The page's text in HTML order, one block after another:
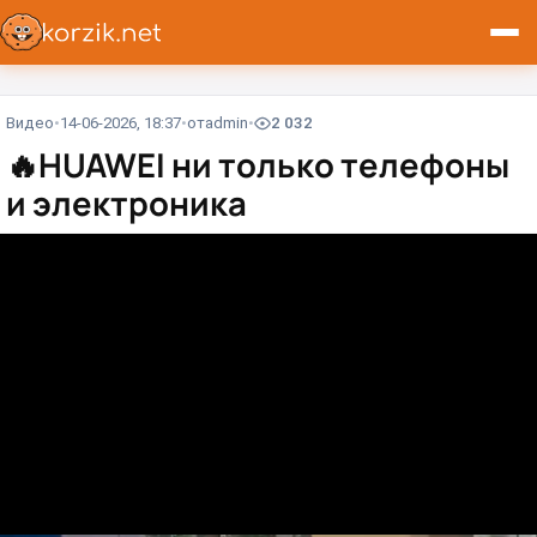
Видео 14-06-2026, 18:37 отadmin 2 032
🔥HUAWEI ни только телефоны
и электроника